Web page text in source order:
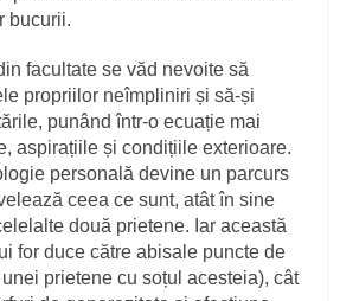
bucurii.
facultate se văd nevoite să
propriilor neîmpliniri și să-și
punând într-o ecuație mai
aspirațiile și condițiile exterioare.
personală devine un parcurs
ceea ce sunt, atât în sine
două prietene. Iar această
for duce către abisale puncte de
prietene cu soțul acesteia), cât